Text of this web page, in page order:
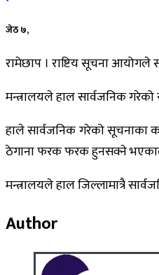
जेठ ७,
रामेछाप । राष्टिय सूचना आयोगले
मन्त्रालयले हाल सार्वजनिक
हाले सार्वजनिक गरेको सूचनाका
ठेगाना फरक फरक हुनसक्ने भएकाले
मन्त्रालयले हाल जिल्लामात्रै
Author